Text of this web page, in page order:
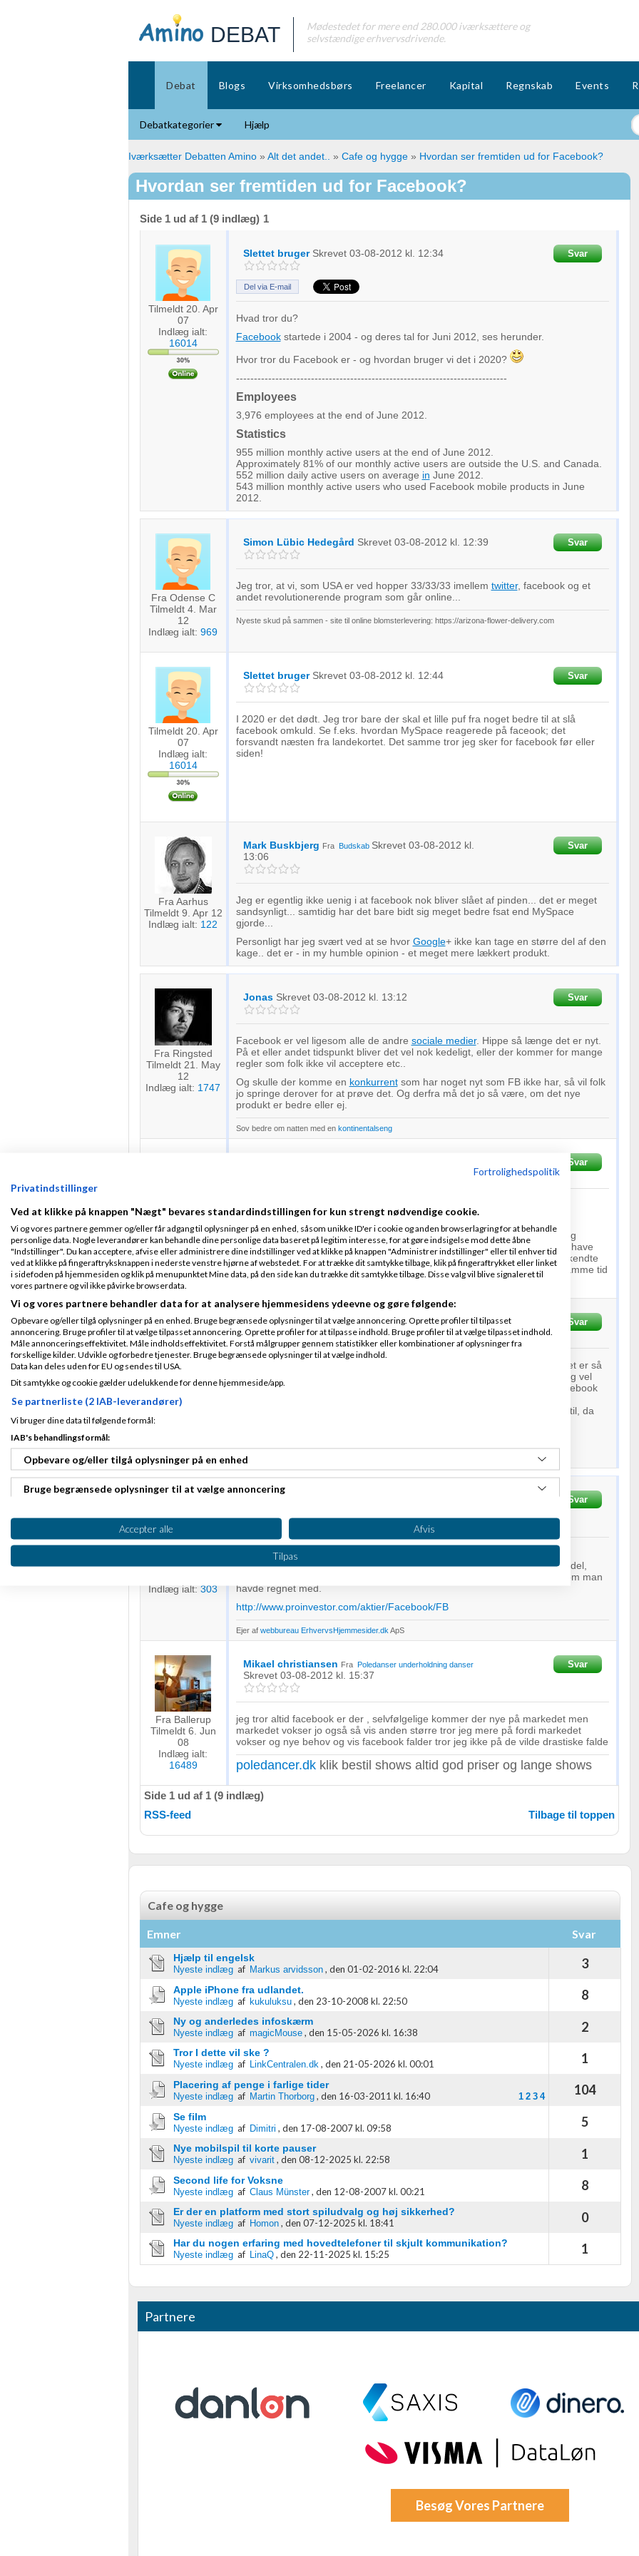
DEBAT
Mødestedet for mere end 280.000 iværksættere og
selvstændige erhvervsdrivende.
Debat Blogs Virksomhedsbørs Freelancer Kapital Regnskab Events
Debatkategorier Hjælp
Iværksætter Debatten Amino » Alt det andet.. » Cafe og hygge » Hvordan ser fremtiden ud for Facebook?
Hvordan ser fremtiden ud for Facebook?
Side 1 ud af 1 (9 indlæg) 1
Tilmeldt 20. Apr
07
Indlæg ialt:
16014
Slettet bruger Skrevet 03-08-2012 kl. 12:34 Svar
Del via E-mail
Hvad tror du?
Facebookstartede i 2004 - og deres tal for Juni 2012, ses herunder.
Hvor tror du Facebook er - og hvordan bruger vi det i 2020?
----------------------------------------------------------------------------
Employees
3,976 employees at the end of June 2012.
Statistics
955 million monthly active users at the end of June 2012.
Approximately 81% of our monthly active users are outside the U.S. and Canada.
552 million daily active users on average in June 2012.
543 million monthly active users who used Facebook mobile products in June
2012.
Fra Odense C
Tilmeldt 4. Mar
12
Indlæg ialt: 969
Simon Lübic Hedegård Skrevet 03-08-2012 kl. 12:39 Svar
Jeg tror, at vi, som USA er ved hopper 33/33/33 imellem twitter, facebook og et
andet revolutionerende program som går online...
Nyeste skud på sammen - site til online blomsterlevering: https://arizona-flower-delivery.com
Tilmeldt 20. Apr
07
Indlæg ialt:
16014
Slettet bruger Skrevet 03-08-2012 kl. 12:44 Svar
I 2020 er det dødt. Jeg tror bare der skal et lille puf fra noget bedre til at slå
facebook omkuld. Se f.eks. hvordan MySpace reagerede på faceook; det
forsvandt næsten fra landekortet. Det samme tror jeg sker for facebook før eller
siden!
Fra Aarhus
Tilmeldt 9. Apr 12
Indlæg ialt: 122
Mark Buskbjerg Fra Budskab Skrevet 03-08-2012 kl.
13:06
Svar
Jeg er egentlig ikke uenig i at facebook nok bliver slået af pinden... det er meget
sandsynligt... samtidig har det bare bidt sig meget bedre fsat end MySpace
gjorde...
Personligt har jeg svært ved at se hvor Google+ ikke kan tage en større del af den
kage.. det er - in my humble opinion - et meget mere lækkert produkt.
Fra Ringsted
Tilmeldt 21. May
12
Indlæg ialt: 1747
Jonas Skrevet 03-08-2012 kl. 13:12 Svar
Facebook er vel ligesom alle de andre sociale medier. Hippe så længe det er nyt.
På et eller andet tidspunkt bliver det vel nok kedeligt, eller der kommer for mange
regler som folk ikke vil acceptere etc..
Og skulle der komme en konkurrentsom har noget nyt som FB ikke har, så vil folk
jo springe derover for at prøve det. Og derfra må det jo så være, om det nye
produkt er bedre eller ej.
Sov bedre om natten med en kontinentalseng
Tilmeldt 8. Nov
09
Indlæg ialt:116
Svar
alternativ.
Men lige nu kan jeg ikke se hvordan man kan gøre det meget bedre, og jeg
personligt ville ikke bare skifte platform nu, fordi jeg efter flere år er ved at have
mit netværk på plads på en platform, og kan følge venner, veninder og bekendte
derinde. Så skulle man til at starte helt forfra, fordi nogen ikke skifter på samme tid
Tilmeldt 20. Apr
07
Indlæg ialt:
Slettet bruger Skrevet03-08-2012kl. 14:08 Svar
er her om 10 år hehe så vi kan gå tilbage og se... det er så
spændende synes jeg. Tingene sker så hurtigt - men grundlæggende vil jeg vel
gerne være der hvor mine venner og netværk er. I dag bruger jeg kun Facebook
professionelt, erhvervsorienteret. Twitter og google+ er jeg aldrig kommet til, da
Tilmeldt 12. Nov
Indlæg ialt: 303
Svar
Måske er det nævneværdigt at Facebook aktier er faldet 45% siden den
børsåbnede - en af dens største og førsteinvestorerhar også solgt sin andel,
ikke er det værd som man
havde regnet med.
http://www.proinvestor.com/aktier/Facebook/FB
Ejer af webbureau ErhvervsHjemmesider.dk ApS
Fra Ballerup
Tilmeldt 6. Jun
08
Indlæg ialt:
16489
Mikael christiansen Fra Poledanser underholdning danser
Skrevet 03-08-2012 kl. 15:37
Svar
jeg tror altid facebook er der , selvfølgelige kommer der nye på markedet men
markedet vokser jo også så vis anden større tror jeg mere på fordi markedet
vokser og nye behov og vis facebook falder tror jeg ikke på de vilde drastiske falde
poledancer.dkklik bestil shows altid god priser og lange shows
Side 1 ud af 1 (9 indlæg)
RSS-feed
Tilbage til toppen
Cafe og hygge
Emner Svar
Hjælp til engelsk
Nyeste indlægaf Markus arvidsson , den 01-02-2016 kl. 22:04 3
Apple iPhone fra udlandet.
Nyeste indlægaf kukuluksu , den 23-10-2008 kl. 22:50 8
Ny og anderledes infoskærm
Nyeste indlægaf magicMouse , den 15-05-2026 kl. 16:38 2
Tror I dette vil ske ?
Nyeste indlægaf LinkCentralen.dk , den 21-05-2026 kl. 00:01 1
Placering af penge i farlige tider
Nyeste indlægaf Martin Thorborg , den 16-03-2011 kl. 16:40 1 2 3 4 104
Se film
Nyeste indlægaf Dimitri , den 17-08-2007 kl. 09:58 5
Nye mobilspil til korte pauser
Nyeste indlægaf vivarit , den 08-12-2025 kl. 22:58 1
Second life for Voksne
Nyeste indlægaf Claus Münster , den 12-08-2007 kl. 00:21 8
Er der en platform med stort spiludvalg og høj sikkerhed?
Nyeste indlægaf Homon , den 07-12-2025 kl. 18:41 0
Har du nogen erfaring med hovedtelefoner til skjult kommunikation?
Nyeste indlægaf LinaQ , den 22-11-2025 kl. 15:25 1
Partnere
Besøg Vores Partnere
Fortrolighedspolitik
Privatindstillinger
Ved at klikke på knappen "Nægt" bevares standardindstillingen for kun strengt nødvendige cookie.
Vi og vores partnere gemmer og/eller får adgang til oplysninger på en enhed, såsom unikke ID'er i cookie og anden browserlagring for at behandle
personlige data. Nogle leverandører kan behandle dine personlige data baseret på legitim interesse, for at gøre indsigelse mod dette åbne
"Indstillinger". Du kan acceptere, afvise eller administrere dine indstillinger ved at klikke på knappen "Administrer indstillinger" eller til enhver tid
ved at klikke på fingeraftryksknappen i nederste venstre hjørne af webstedet. For at trække dit samtykke tilbage, klik på fingeraftrykket eller linket
i sidefoden på hjemmesiden og klik på menupunktet Mine data, på den side kan du trække dit samtykke tilbage. Disse valg vil blive signaleret til
vores partnere og vil ikke påvirke browserdata.
Vi og vores partnere behandler data for at analysere hjemmesidens ydeevne og gøre følgende:
Opbevare og/eller tilgå oplysninger på en enhed. Bruge begrænsede oplysninger til at vælge annoncering. Oprette profiler til tilpasset
annoncering. Bruge profiler til at vælge tilpasset annoncering. Oprette profiler for at tilpasse indhold. Bruge profiler til at vælge tilpasset indhold.
Måle annonceringseffektivitet. Måle indholdseffektivitet. Forstå målgrupper gennem statistikker eller kombinationer af oplysninger fra
forskellige kilder. Udvikle og forbedre tjenester. Bruge begrænsede oplysninger til at vælge indhold.
Data kan deles uden for EU og sendes til USA.
Dit samtykke og cookie gælder udelukkende for denne hjemmeside/app.
Se partnerliste (2 IAB-leverandører)
Vi bruger dine data til følgende formål:
IAB's behandlingsformål:
Opbevare og/eller tilgå oplysninger på en enhed
Bruge begrænsede oplysninger til at vælge annoncering
Oprette profiler til tilpasset annoncering
Bruge profiler til at vælge tilpasset annoncering
Forstå målgrupper gennem statistikker eller kombinationer af oplysninger fra forskellige
Udvikle og forbedre tjenester
Bruge begrænsede oplysninger til at vælge indhold
Bruge præcise geografiske placeringsoplysninger
Identificere enheder baseret på aktivt anmodede oplysninger
Accepter alle Afvis
Tilpas